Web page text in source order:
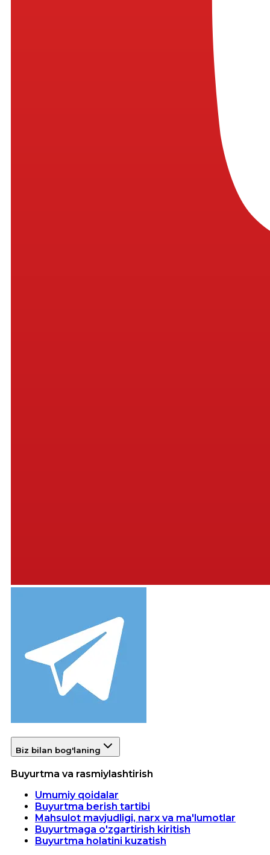
Biz bilan bog'laning
Buyurtma va rasmiylashtirish
Umumiy qoidalar
Buyurtma berish tartibi
Mahsulot mavjudligi, narx va ma'lumotlar
Buyurtmaga o'zgartirish kiritish
Buyurtma holatini kuzatish